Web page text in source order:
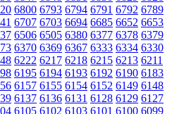
6800 6793 6794 6791 6792 6789
6707 6703 6694 6685 6652 6653
6506 6505 6380 6377 6378 6379
6370 6369 6367 6333 6334 6330
6222 6217 6218 6215 6213 6211
6195 6194 6193 6192 6190 6183
6157 6155 6154 6152 6149 6148
6137 6136 6131 6128 6129 6127
6105 6102 6103 6101 6100 6099